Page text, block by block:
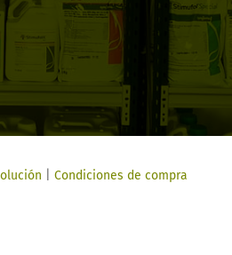
|Condiciones de compra